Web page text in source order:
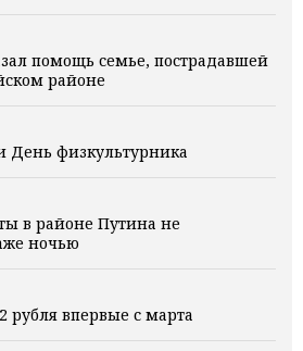
помощь семье, пострадавшей
районе
День физкультурника
в районе Путина не
ночью
рубля впервые с марта